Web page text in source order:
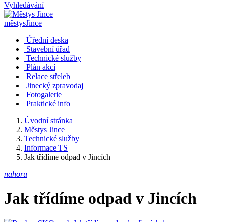
Vyhledávání
městysJince
Úřední deska
Stavební úřad
Technické služby
Plán akcí
Relace střeleb
Jinecký zpravodaj
Fotogalerie
Praktické info
Úvodní stránka
Městys Jince
Technické služby
Informace TS
Jak třídíme odpad v Jincích
nahoru
Jak třídíme odpad v Jincích